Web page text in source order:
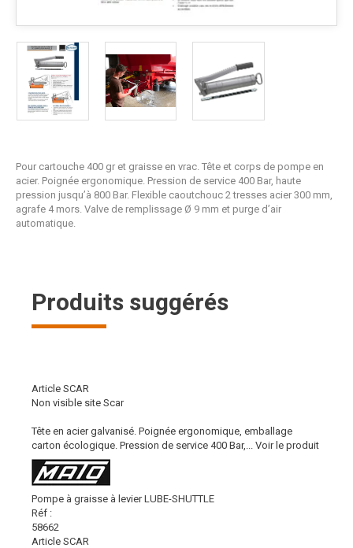
Pour cartouche 400 gr et graisse en vrac. Tête et corps de pompe en
acier. Poignée ergonomique. Pression de service 400 Bar, haute
pression jusqu’à 800 Bar. Flexible caoutchouc 2 tresses acier 300 mm,
agrafe 4 mors. Valve de remplissage Ø 9 mm et purge d’air
automatique.
Produits suggérés
Article SCAR
Non visible site Scar
Tête en acier galvanisé. Poignée ergonomique, emballage
carton écologique. Pression de service 400 Bar,...
Voir le produit
Pompe à graisse à levier LUBE-SHUTTLE
Réf :
58662
Article SCAR